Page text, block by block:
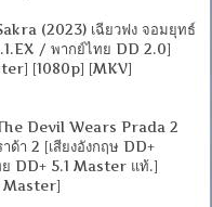
(2023) เฉียวฟง จอมยุทธ์
/ พากย์ไทย DD 2.0]
[1080p] [MKV]
Devil Wears Prada 2
ด้า 2 [เสียงอังกฤษ DD+
DD+ 5.1 Master แท้.]
Master]